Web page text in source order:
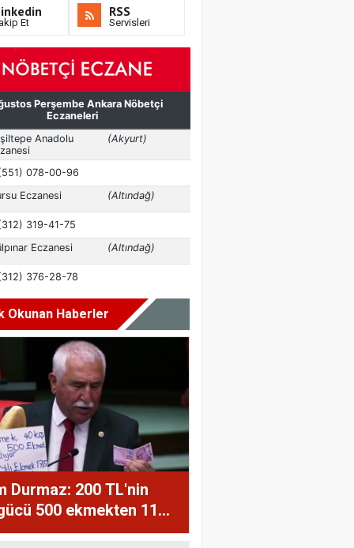
Et
RSS
Servisleri
Okunan Haberler
Durmaz: 200 TL'nin
500 ekmekten 11
düştü